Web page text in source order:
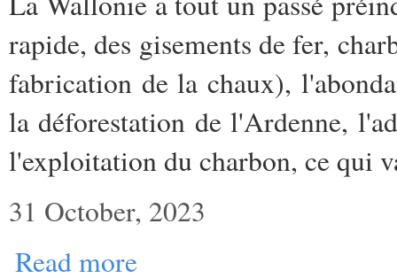
rapide, des gisements de fer,
fabrication de la chaux),
la déforestation de l'Ardenne,
l'exploitation du charbon, ce qui
31 October, 2023
Read more